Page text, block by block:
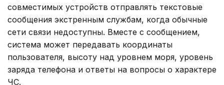
совместимых устройств отправлять текстовые
сообщения экстренным службам, когда обычные
сети связи недоступны. Вместе с сообщением,
система может передавать координаты
пользователя, высоту над уровнем моря, уровень
заряда телефона и ответы на вопросы о характере
ЧС.